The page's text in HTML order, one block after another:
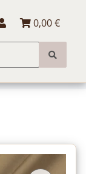
0,00 €